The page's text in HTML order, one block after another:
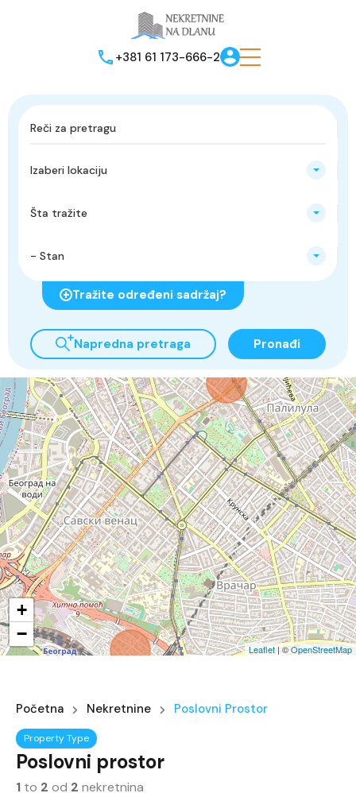
+381 61 173-666-2
Izaberi lokaciju
Šta tražite
- Stan
Tražite određeni sadržaj?
Napredna pretraga Pronađi
+
−
Leaflet| ©OpenStreetMap
Početna Nekretnine Poslovni Prostor
Property Type
Poslovni prostor
1 to 2 od 2 nekretnina